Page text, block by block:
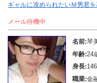
ギャルに攻められたいＭ男君
メール待機中
名前:琴
年齢:24
身長:
職業:金